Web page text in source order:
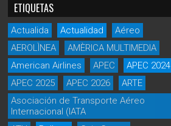
ETIQUETAS
Actualida Actualidad
Aéreo
AEROLÌNEA
AMÈRICA MULTIMEDIA
American Airlines
APEC
APEC 2024
APEC 2025
APEC 2026
ARTE
Asociación de Transporte Aéreo
Internacional (IATA